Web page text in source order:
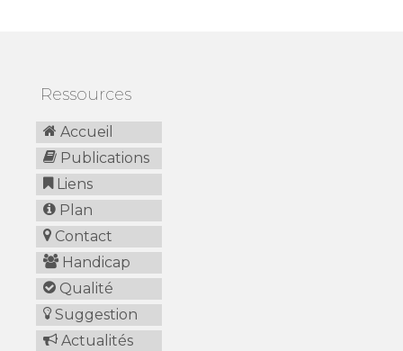
Ressources
Accueil
Publications
Liens
Plan
Contact
Handicap
Qualité
Suggestion
Actualités